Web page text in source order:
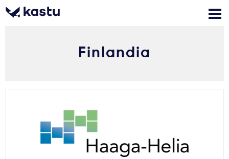
Powiadomienia
Formularz aplikacyjny
Bezpłatne konsultacje
Finlandia